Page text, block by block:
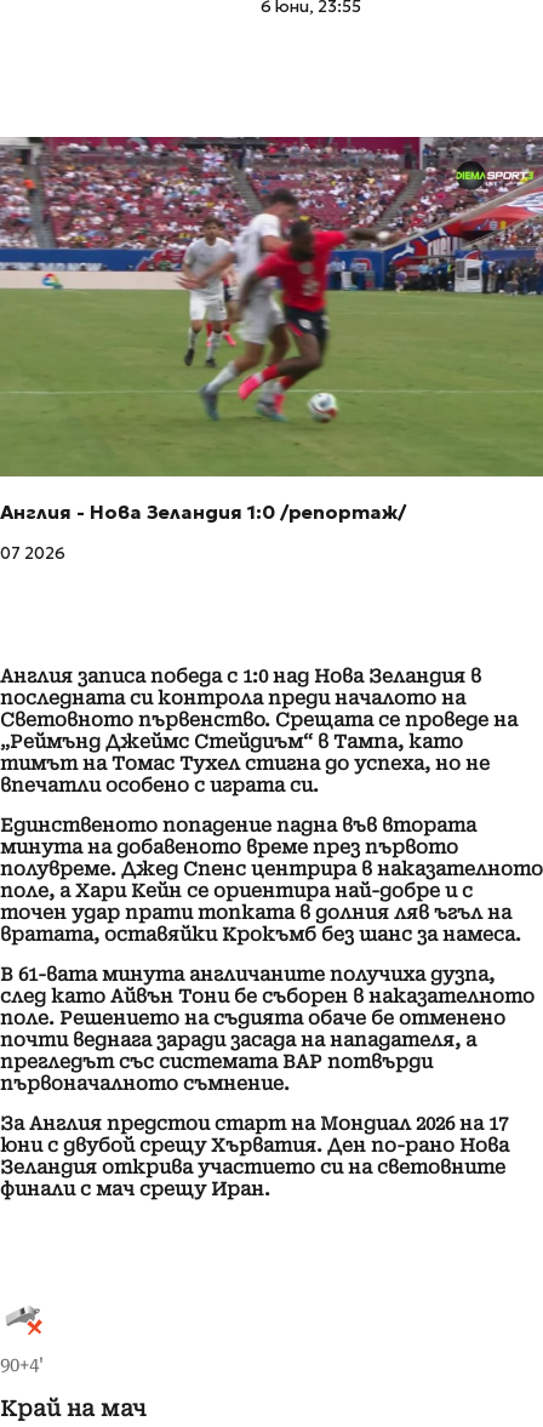
6 юни, 23:55
Англия - Нова Зеландия 1:0 /репортаж/
07 2026
Англия записа победа с 1:0 над Нова Зеландия в
последната си контрола преди началото на
Световното първенство. Срещата се проведе на
„Реймънд Джеймс Стейдиъм“ в Тампа, като
тимът на Томас Тухел стигна до успеха, но не
впечатли особено с играта си.
Единственото попадение падна във втората
минута на добавеното време през първото
полувреме. Джед Спенс центрира в наказателното
поле, а Хари Кейн се ориентира най-добре и с
точен удар прати топката в долния ляв ъгъл на
вратата, оставяйки Крокъмб без шанс за намеса.
В 61-вата минута англичаните получиха дузпа,
след като Айвън Тони бе съборен в наказателното
поле. Решението на съдията обаче бе отменено
почти веднага заради засада на нападателя, а
прегледът със системата ВАР потвърди
първоначалното съмнение.
За Англия предстои старт на Мондиал 2026 на 17
юни с двубой срещу Хърватия. Ден по-рано Нова
Зеландия открива участието си на световните
финали с мач срещу Иран.
90+4'
Край на мач